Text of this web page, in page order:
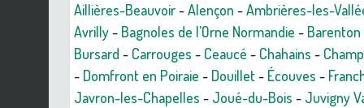
Aillières-Beauvoir-Alençon -Ambrières-les-
Avrilly- Bagnoles de l'Orne Normandie - Barenton
Bursard - Carrouges - Ceaucé - Chahains -
- Domfront en Poiraie - Douillet- Écouves -
Javron-les-Chapelles - Joué-du-Bois - Juvigny